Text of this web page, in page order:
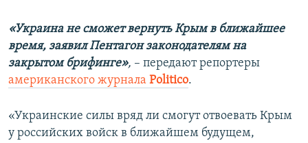
«Украина не сможет вернуть Крым в ближайшее
время, заявил Пентагон законодателям на
закрытом брифинге», – передают репортеры
американского журнала Рolitico.
«Украинские силы вряд ли смогут отвоевать Крым
у российских войск в ближайшем будущем,